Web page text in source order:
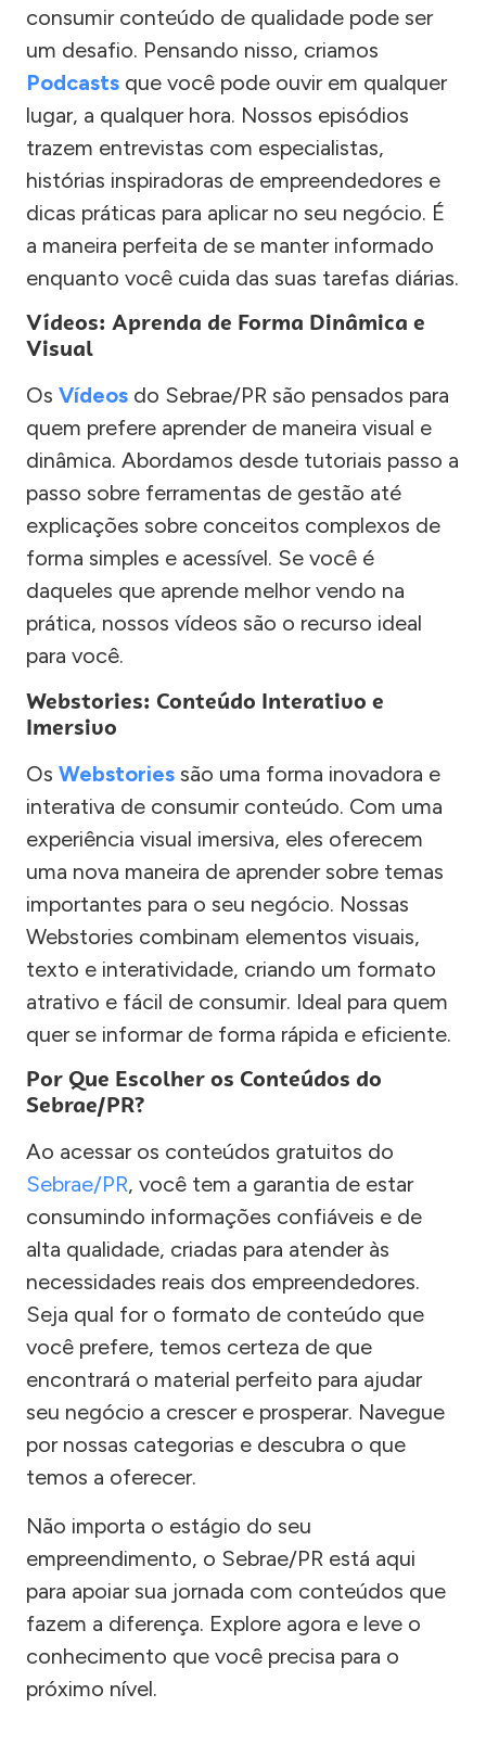
consumir conteúdo de qualidade pode ser
um desafio. Pensando nisso, criamos
Podcasts que você pode ouvir em qualquer
lugar, a qualquer hora. Nossos episódios
trazem entrevistas com especialistas,
histórias inspiradoras de empreendedores e
dicas práticas para aplicar no seu negócio. É
a maneira perfeita de se manter informado
enquanto você cuida das suas tarefas diárias.
Vídeos: Aprenda de Forma Dinâmica e
Visual
Os Vídeos do Sebrae/PR são pensados para
quem prefere aprender de maneira visual e
dinâmica. Abordamos desde tutoriais passo a
passo sobre ferramentas de gestão até
explicações sobre conceitos complexos de
forma simples e acessível. Se você é
daqueles que aprende melhor vendo na
prática, nossos vídeos são o recurso ideal
para você.
Webstories: Conteúdo Interativo e
Imersivo
Os Webstories são uma forma inovadora e
interativa de consumir conteúdo. Com uma
experiência visual imersiva, eles oferecem
uma nova maneira de aprender sobre temas
importantes para o seu negócio. Nossas
Webstories combinam elementos visuais,
texto e interatividade, criando um formato
atrativo e fácil de consumir. Ideal para quem
quer se informar de forma rápida e eficiente.
Por Que Escolher os Conteúdos do
Sebrae/PR?
Ao acessar os conteúdos gratuitos do
Sebrae/PR, você tem a garantia de estar
consumindo informações confiáveis e de
alta qualidade, criadas para atender às
necessidades reais dos empreendedores.
Seja qual for o formato de conteúdo que
você prefere, temos certeza de que
encontrará o material perfeito para ajudar
seu negócio a crescer e prosperar. Navegue
por nossas categorias e descubra o que
temos a oferecer.
Não importa o estágio do seu
empreendimento, o Sebrae/PR está aqui
para apoiar sua jornada com conteúdos que
fazem a diferença. Explore agora e leve o
conhecimento que você precisa para o
próximo nível.